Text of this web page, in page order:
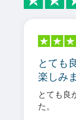
とても
楽しみ
とても良
た。